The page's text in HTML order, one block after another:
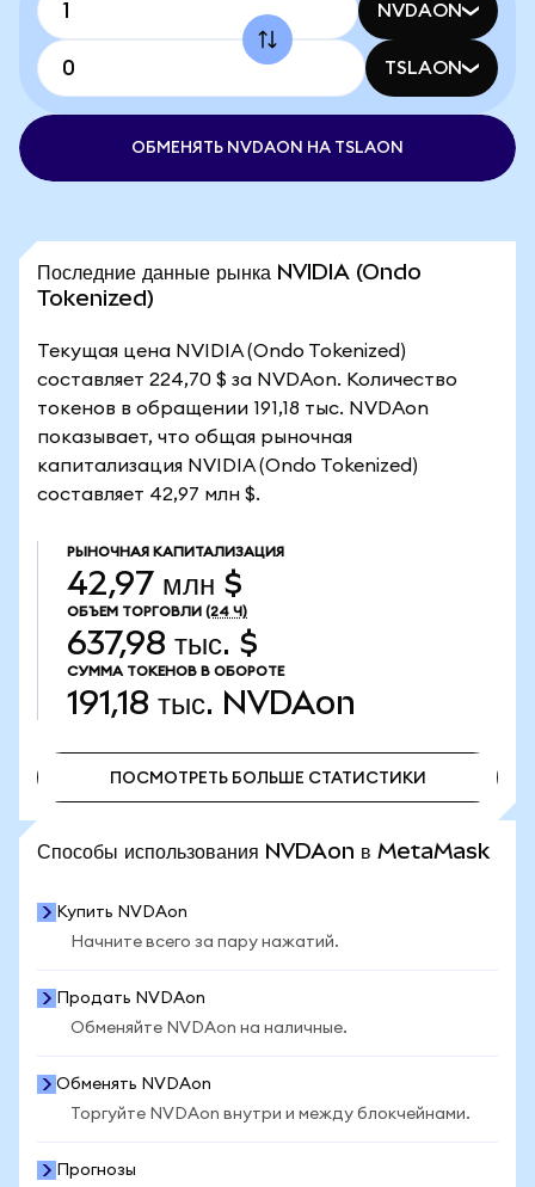
NVDAON
TSLAON
ОБМЕНЯТЬ NVDAON НА TSLAON
Последние данные рынка NVIDIA (Ondo
Tokenized)
Текущая цена NVIDIA (Ondo Tokenized)
составляет 224,70 $ за NVDAon. Количество
токенов в обращении 191,18 тыс. NVDAon
показывает, что общая рыночная
капитализация NVIDIA (Ondo Tokenized)
составляет 42,97 млн $.
РЫНОЧНАЯ КАПИТАЛИЗАЦИЯ
42,97 млн $
ОБЪЕМ ТОРГОВЛИ (24 Ч)
637,98 тыс. $
СУММА ТОКЕНОВ В ОБОРОТЕ
191,18 тыс. NVDAon
ПОСМОТРЕТЬ БОЛЬШЕ СТАТИСТИКИ
Способы использования NVDAon в MetaMask
Купить NVDAon
Начните всего за пару нажатий.
Продать NVDAon
Обменяйте NVDAon на наличные.
Обменять NVDAon
Торгуйте NVDAon внутри и между блокчейнами.
Прогнозы